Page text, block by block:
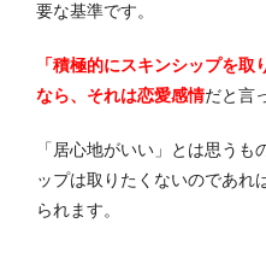
要な基準です。
「積極的にスキンシップを
なら、それは恋愛感情だと言
「居心地がいい」とは思う
ップは取りたくないのであれ
られます。